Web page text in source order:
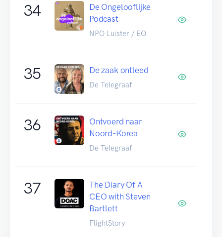
34
De Ongelooflijke
Podcast
NPO Luister / EO
35 De zaak ontleed
De Telegraaf
36
Ontvoerd naar
Noord-Korea
De Telegraaf
37
The Diary Of A
CEO with Steven
Bartlett
FlightStory